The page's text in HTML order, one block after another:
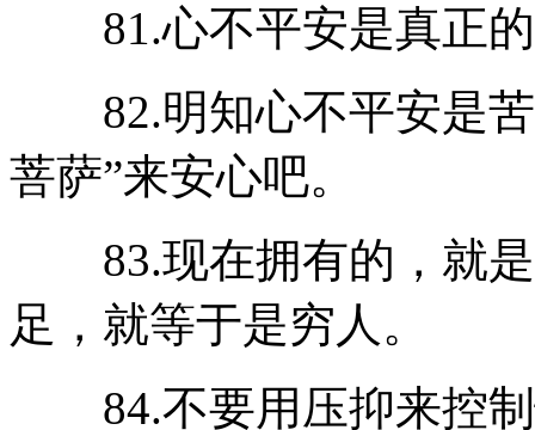
81.心不平安是真正的
82.明知心不平安是苦
菩萨”来安心吧。
83.现在拥有的，就是
足，就等于是穷人。
84.不要用压抑来控制